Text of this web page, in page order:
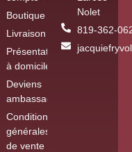
Boutique
Livraison
Présentations
à domicile
Deviens
ambassadrice
Conditions
générales
de vente
Nolet
819-362-